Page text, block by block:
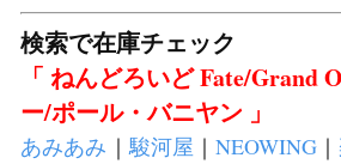
検索で在庫チェック
「 ねんどろいど Fate/Grand
ー/ポール・バニヤン 」
あみあみ ｜駿河屋 ｜ NEOWING ｜